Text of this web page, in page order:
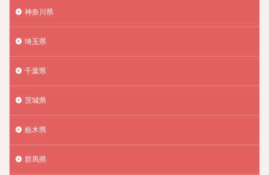
神奈川県
埼玉県
千葉県
茨城県
栃木県
群馬県